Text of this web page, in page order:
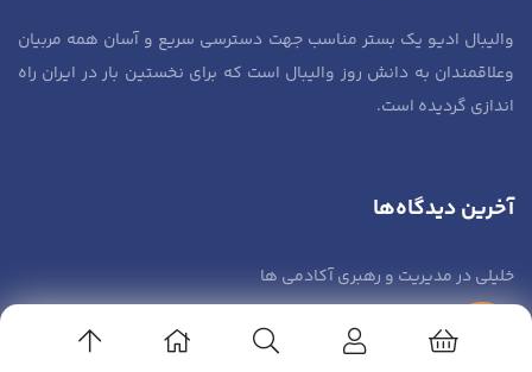
والیبال ادیو یک بستر مناسب جهت دسترسی سریع و آسان همه مربیان
وعلاقمندان به دانش روز والیبال است که برای نخستین بار در ایران راه
اندازی گردیده است.
آخرین دیدگاه‌ها
خلیلیدرمدیریت و رهبری آکادمی ها
زهرا صادقی
مدیریت و رهبری آکادمی ها